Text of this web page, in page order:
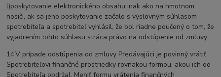
l)poskytovanie elektronického obsahu inak ako na hmotnom
nosiči, ak sa jeho poskytovanie začalo s výslovným súhlasom
spotrebiteľa a spotrebiteľ vyhlásil, že bol riadne poučený o tom, že
vyjadrením tohto súhlasu stráca právo na odstúpenie od zmluvy.
14.V prípade odstúpenia od zmluvy Predávajúci je povinný vrátiť
Spotrebiteľovi finančné prostriedky rovnakou formou, akou ich od
Spotrebiteľa obdržal. Meniť formu vrátenia finančných